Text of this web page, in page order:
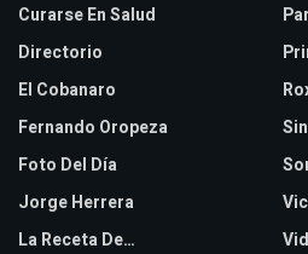
Curarse En Salud
Directorio
El Cobanaro
Fernando Oropeza
Foto Del Día
Jorge Herrera
La Receta De…